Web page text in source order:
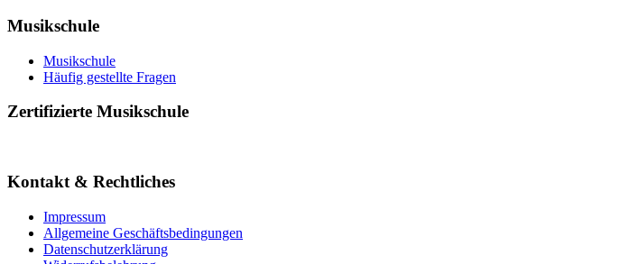
Musikschule
Musikschule
Häufig gestellte Fragen
Zertifizierte Musikschule
Kontakt & Rechtliches
Impressum
Allgemeine Geschäftsbedingungen
Datenschutzerklärung